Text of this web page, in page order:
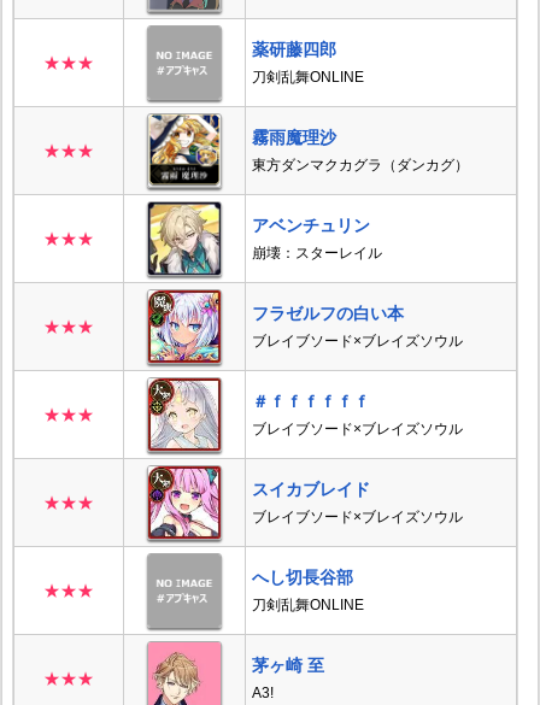
★★★
薬研藤四郎
刀剣乱舞ONLINE
★★★
霧雨魔理沙
東方ダンマクカグラ（ダンカグ）
★★★
アベンチュリン
崩壊：スターレイル
★★★
フラゼルフの白い本
ブレイブソード×ブレイズソウル
★★★
＃ｆｆｆｆｆｆ
ブレイブソード×ブレイズソウル
★★★
スイカブレイド
ブレイブソード×ブレイズソウル
★★★
へし切長谷部
刀剣乱舞ONLINE
★★★
茅ヶ崎 至
A3!